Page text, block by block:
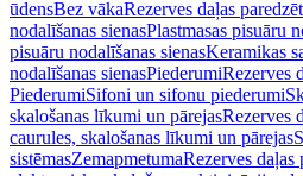
ūdensBez vākaRezerves daļas
nodalīšanas sienasPlastmasas pisuāru
pisuāru nodalīšanas sienasKeramikas
nodalīšanas sienasPiederumiRezerves
PiederumiSifoni un sifonu piederumi
skalošanas līkumi un pārejasRezerves
caurules, skalošanas līkumi un pārejas
sistēmasZemapmetumaRezerves daļas